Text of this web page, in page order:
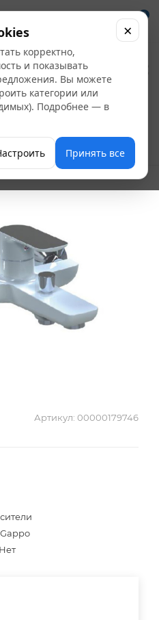
0
Белый
ванны
Артикул: 00000179746
Gappo
Нет
корректно,
и показывать
Вы можете
категории или
Подробнее — в
Принять все
×